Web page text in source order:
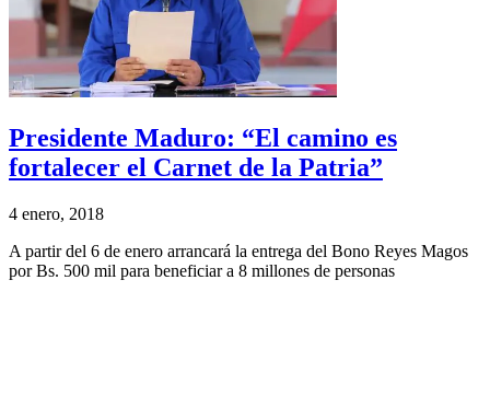
Presidente Maduro: “El camino es
fortalecer el Carnet de la Patria”
4 enero, 2018
A partir del 6 de enero arrancará la entrega del Bono Reyes Magos
por Bs. 500 mil para beneficiar a 8 millones de personas